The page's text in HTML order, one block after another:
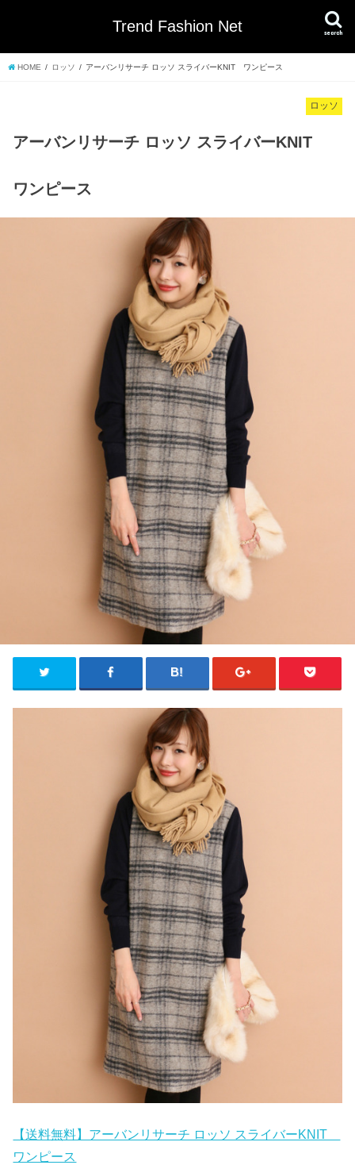
Trend Fashion Net search
HOME ロッソ アーバンリサーチ ロッソ スライバーKNIT ワンピース
ロッソ
アーバンリサーチ ロッソ スライバーKNIT
ワンピース
【送料無料】アーバンリサーチ ロッソ スライバーKNIT
ワンピース